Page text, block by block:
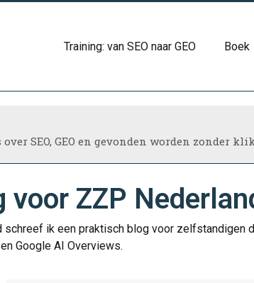
Training: van SEO naar GEO Boek
SEO, GEO en gevonden worden zonder
voor ZZP
schreef ik een praktisch blog voor
Google AI Overviews.